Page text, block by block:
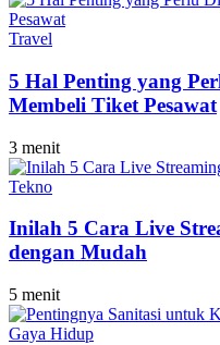
Travel
5 Hal Penting yang
Membeli Tiket Pesawat
3 menit
Tekno
Inilah 5 Cara Live
dengan Mudah
5 menit
Gaya Hidup